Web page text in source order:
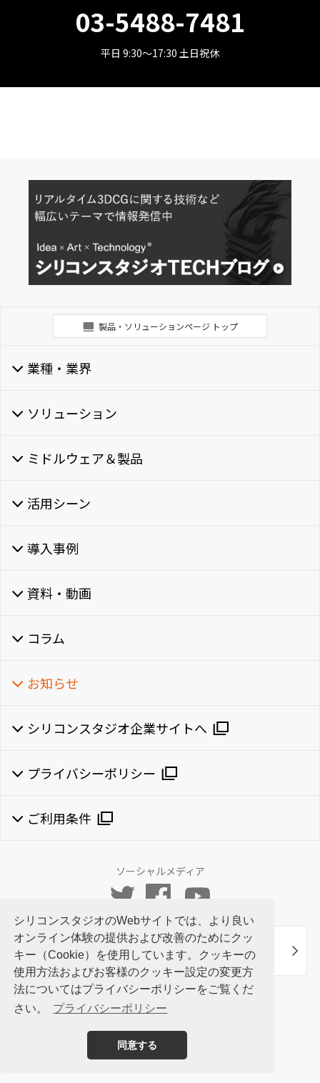
シリコンスタジオのWebサイトでは、より良い
オンライン体験の提供および改善のためにクッ
キー（Cookie）を使用しています。クッキーの
使用方法およびお客様のクッキー設定の変更方
法についてはプライバシーポリシーをご覧くだ
さい。
プライバシーポリシー
同意する
03-5488-7481
平日 9:30～17:30 土日祝休
製品・ソリューションページ トップ
業種・業界
ソリューション
ミドルウェア＆製品
活用シーン
導入事例
資料・動画
コラム
お知らせ
シリコンスタジオ企業サイトへ
プライバシーポリシー
ご利用条件
ソーシャルメディア
ニュースレターに登録いただくと
お役立ち情報をメールでお届けいたします
©Silicon Studio Corp., all rights reserved.